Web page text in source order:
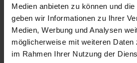
Medien anbieten zu können und
geben wir Informationen zu Ihrer
Medien, Werbung und Analysen
möglicherweise mit weiteren
im Rahmen Ihrer Nutzung der
Deckel (oder so ähnlich).
LISSIkann umgekrempelt oder als Beanie
Die Haube ist in unterschiedlichen (den
machenden) Farben erhältlich.